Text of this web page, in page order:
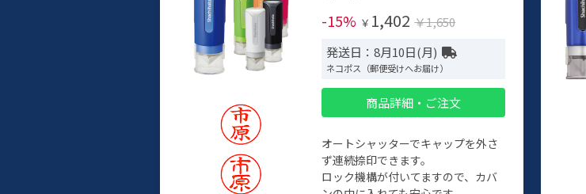
-15% ￥ 1,402 ￥1,650
発送日：8月10日(月)
ネコポス（郵便受けへお届け）
商品詳細・ご注文
オートシャッターでキャップを外さ
ず連続捺印できます。
ロック機構が付いてますので、カバ